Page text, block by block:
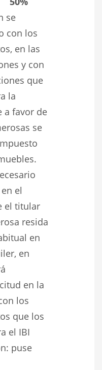
se
con los
en las
y con
que
la
a favor de
se
el
el titular
resida
en
en
en la
los
que los
el IBI
puse